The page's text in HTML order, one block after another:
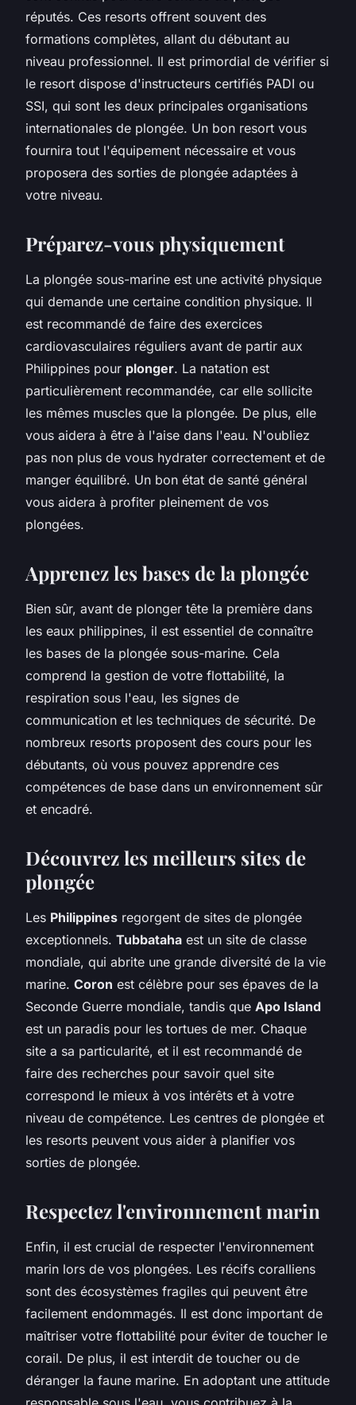
réputés. Ces resorts offrent souvent des
formations complètes, allant du débutant au
niveau professionnel. Il est primordial de vérifier si
le resort dispose d'instructeurs certifiés PADI ou
SSI, qui sont les deux principales organisations
internationales de plongée. Un bon resort vous
fournira tout l'équipement nécessaire et vous
proposera des sorties de plongée adaptées à
votre niveau.
Préparez-vous physiquement
La plongée sous-marine est une activité physique
qui demande une certaine condition physique. Il
est recommandé de faire des exercices
cardiovasculaires réguliers avant de partir aux
Philippines pour plonger. La natation est
particulièrement recommandée, car elle sollicite
les mêmes muscles que la plongée. De plus, elle
vous aidera à être à l'aise dans l'eau. N'oubliez
pas non plus de vous hydrater correctement et de
manger équilibré. Un bon état de santé général
vous aidera à profiter pleinement de vos
plongées.
Apprenez les bases de la plongée
Bien sûr, avant de plonger tête la première dans
les eaux philippines, il est essentiel de connaître
les bases de la plongée sous-marine. Cela
comprend la gestion de votre flottabilité, la
respiration sous l'eau, les signes de
communication et les techniques de sécurité. De
nombreux resorts proposent des cours pour les
débutants, où vous pouvez apprendre ces
compétences de base dans un environnement sûr
et encadré.
Découvrez les meilleurs sites de
plongée
Les Philippines regorgent de sites de plongée
exceptionnels. Tubbataha est un site de classe
mondiale, qui abrite une grande diversité de la vie
marine. Coron est célèbre pour ses épaves de la
Seconde Guerre mondiale, tandis que Apo Island
est un paradis pour les tortues de mer. Chaque
site a sa particularité, et il est recommandé de
faire des recherches pour savoir quel site
correspond le mieux à vos intérêts et à votre
niveau de compétence. Les centres de plongée et
les resorts peuvent vous aider à planifier vos
sorties de plongée.
Respectez l'environnement marin
Enfin, il est crucial de respecter l'environnement
marin lors de vos plongées. Les récifs coralliens
sont des écosystèmes fragiles qui peuvent être
facilement endommagés. Il est donc important de
maîtriser votre flottabilité pour éviter de toucher le
corail. De plus, il est interdit de toucher ou de
déranger la faune marine. En adoptant une attitude